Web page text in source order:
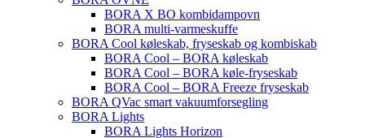
BORA X BO kombidampovn
BORA multi-varmeskuffe
BORA Cool køleskab, fryseskab og kombiskab
BORA Cool – BORA køleskab
BORA Cool – BORA køle-fryseskab
BORA Cool – BORA Freeze fryseskab
BORA QVac smart vakuumforsegling
BORA Lights
BORA Lights Horizon